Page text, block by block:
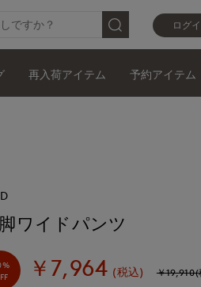
ログ
再入荷アイテム 予約アイテム
ワイドパンツ
￥7,964 (税込) ￥